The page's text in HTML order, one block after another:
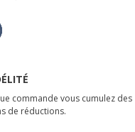
commande vous cumulez des
de réductions.